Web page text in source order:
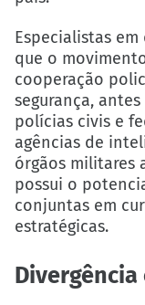
Especialistas
que o
cooperação
segurança,
polícias civis e
agências de
órgãos militares
possui o
conjuntas em
estratégicas.